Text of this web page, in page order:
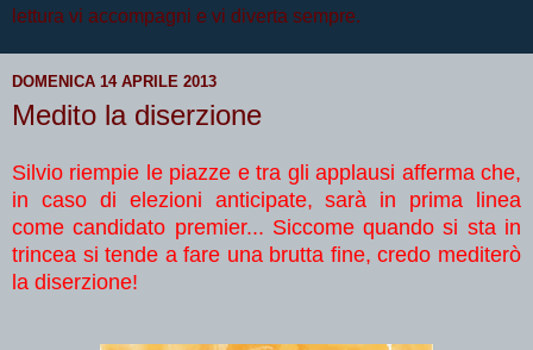
lettura vi accompagni e vi diverta sempre.
DOMENICA 14 APRILE 2013
Medito la diserzione
Silvio riempie le piazze e tra gli applausi afferma che,
in caso di elezioni anticipate, sarà in prima linea
come candidato premier... Siccome quando si sta in
trincea si tende a fare una brutta fine, credo mediterò
la diserzione!